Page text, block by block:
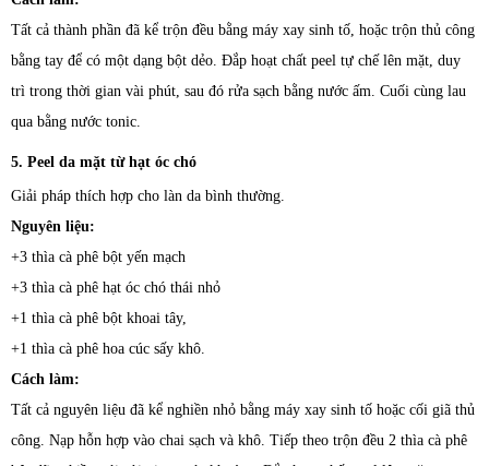
Tất cả thành phần đã kể trộn đều bằng máy xay sinh tố, hoặc trộn thủ công
bằng tay để có một dạng bột dẻo. Đắp hoạt chất peel tự chế lên mặt, duy
trì trong thời gian vài phút, sau đó rửa sạch bằng nước ấm. Cuối cùng lau
qua bằng nước tonic.
5. Peel da mặt từ hạt óc chó
Giải pháp thích hợp cho làn da bình thường.
Nguyên liệu:
+3 thìa cà phê bột yến mạch
+3 thìa cà phê hạt óc chó thái nhỏ
+1 thìa cà phê bột khoai tây,
+1 thìa cà phê hoa cúc sấy khô.
Cách làm:
Tất cả nguyên liệu đã kể nghiền nhỏ bằng máy xay sinh tố hoặc cối giã thủ
công. Nạp hỗn hợp vào chai sạch và khô. Tiếp theo trộn đều 2 thìa cà phê